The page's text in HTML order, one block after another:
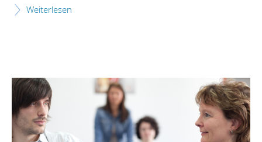
Weiterlesen